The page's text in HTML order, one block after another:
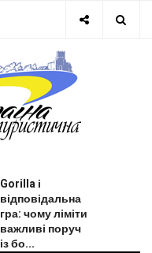
Gorilla і
відповідальна
гра: чому ліміти
важливі поруч
із бо...